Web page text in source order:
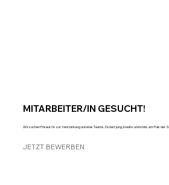
MITARBEITER/IN GESUCHT!
Wir suchen Friseur/in zur Verstärkung unseres Teams. Du bist jung, kreativ und stets am Puls der
JETZT BEWERBEN